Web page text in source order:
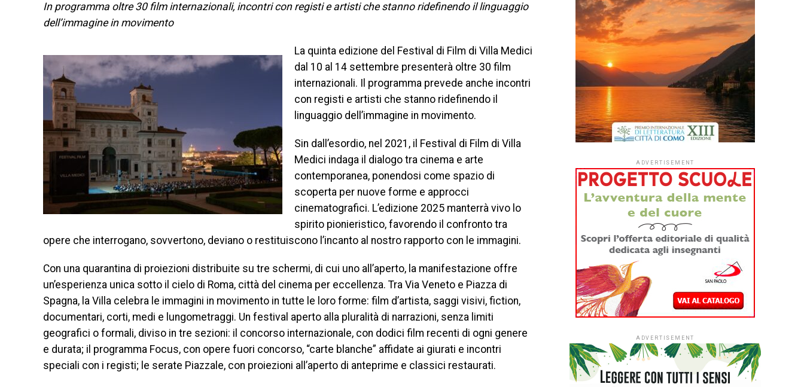
In programma oltre 30 film internazionali, incontri con registi e artisti che stanno ridefinendo il linguaggio
dell’immagine in movimento
La quinta edizione del Festival di Film di Villa Medici
dal 10 al 14 settembre presenterà oltre 30 film
internazionali. Il programma prevede anche incontri
con registi e artisti che stanno ridefinendo il
linguaggio dell’immagine in movimento.
Sin dall’esordio, nel 2021, il Festival di Film di Villa
Medici indaga il dialogo tra cinema e arte
contemporanea, ponendosi come spazio di
scoperta per nuove forme e approcci
cinematografici. L’edizione 2025 manterrà vivo lo
spirito pionieristico, favorendo il confronto tra
opere che interrogano, sovvertono, deviano o restituiscono l’incanto al nostro rapporto con le immagini.
Con una quarantina di proiezioni distribuite su tre schermi, di cui uno all’aperto, la manifestazione offre
un’esperienza unica sotto il cielo di Roma, città del cinema per eccellenza. Tra Via Veneto e Piazza di
Spagna, la Villa celebra le immagini in movimento in tutte le loro forme: film d’artista, saggi visivi, fiction,
documentari, corti, medi e lungometraggi. Un festival aperto alla pluralità di narrazioni, senza limiti
geografici o formali, diviso in tre sezioni: il concorso internazionale, con dodici film recenti di ogni genere
e durata; il programma Focus, con opere fuori concorso, “carte blanche” affidate ai giurati e incontri
speciali con i registi; le serate Piazzale, con proiezioni all’aperto di anteprime e classici restaurati.
ADVERTISEMENT
ADVERTISEMENT